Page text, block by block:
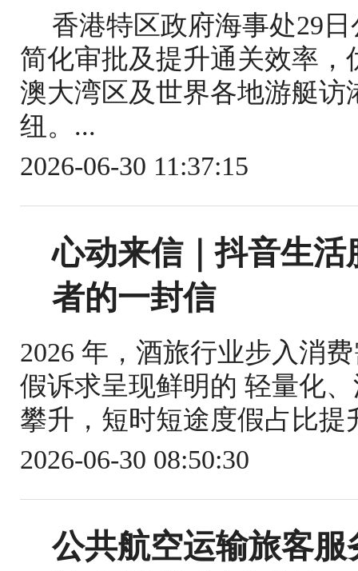
香港特区政府海事处29
简化审批及提升通关效率
澳大湾区及世界各地游艇
纽。...
2026-06-30 11:37:15
心动来信｜抖音生
者的一封信
2026 年，酒旅行业步入消
假诉求呈现鲜明的 轻量化
攀升，短时短途度假占比
2026-06-30 08:50:30
公共航空运输旅客